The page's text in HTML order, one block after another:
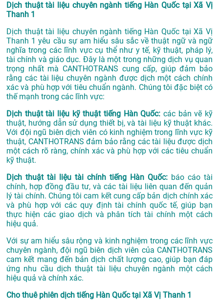
Dịch thuật tài liệu chuyên ngành tiếng Hàn Quốc tại Xã Vị
Thanh 1
Dịch thuật tài liệu chuyên ngành tiếng Hàn Quốc tại Xã Vị
Thanh 1 yêu cầu sự am hiểu sâu sắc về thuật ngữ và ngữ
nghĩa trong các lĩnh vực cụ thể như y tế, kỹ thuật, pháp lý,
tài chính và giáo dục. Đây là một trong những dịch vụ quan
trọng nhất mà CANTHOTRANS cung cấp, giúp đảm bảo
rằng các tài liệu chuyên ngành được dịch một cách chính
xác và phù hợp với tiêu chuẩn ngành. Chúng tôi đặc biệt có
thế mạnh trong các lĩnh vực:
Dịch thuật tài liệu kỹ thuật tiếng Hàn Quốc: các bản vẽ kỹ
thuật, hướng dẫn sử dụng thiết bị, và tài liệu kỹ thuật khác.
Với đội ngũ biên dịch viên có kinh nghiệm trong lĩnh vực kỹ
thuật, CANTHOTRANS đảm bảo rằng các tài liệu được dịch
một cách rõ ràng, chính xác và phù hợp với các tiêu chuẩn
kỹ thuật.
Dịch thuật tài liệu tài chính tiếng Hàn Quốc: báo cáo tài
chính, hợp đồng đầu tư, và các tài liệu liên quan đến quản
lý tài chính. Chúng tôi cam kết cung cấp bản dịch chính xác
và phù hợp với các quy định tài chính quốc tế, giúp bạn
thực hiện các giao dịch và phân tích tài chính một cách
hiệu quả.
Với sự am hiểu sâu rộng và kinh nghiệm trong các lĩnh vực
chuyên ngành, đội ngũ biên dịch viên của CANTHOTRANS
cam kết mang đến bản dịch chất lượng cao, giúp bạn đáp
ứng nhu cầu dịch thuật tài liệu chuyên ngành một cách
hiệu quả và chính xác.
Cho thuê phiên dịch tiếng Hàn Quốc tại Xã Vị Thanh 1